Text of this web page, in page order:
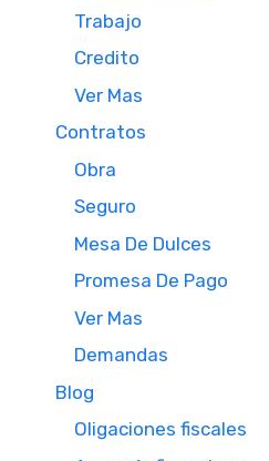
Trabajo
Credito
Ver Mas
Contratos
Obra
Seguro
Mesa De Dulces
Promesa De Pago
Ver Mas
Demandas
Blog
Oligaciones fiscales